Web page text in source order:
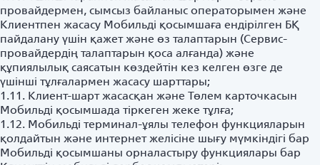
провайдермен, сымсыз байланыс операторымен және
Клиентпен жасасу Мобильді қосымшаға ендірілген БҚ
пайдалану үшін қажет және өз талаптарын (Сервис-
провайдердің талаптарын қоса алғанда) және
құпиялылық саясатын көздейтін кез келген өзге де
үшінші тұлғалармен жасасу шарттары;
1.11. Клиент-шарт жасасқан және Төлем карточкасын
Мобильді қосымшада тіркеген жеке тұлға;
1.12. Мобильді терминал-ұялы телефон функцияларын
қолдайтын және интернет желісіне шығу мүмкіндігі бар
Мобильді қосымшаны орналастыру функциялары бар